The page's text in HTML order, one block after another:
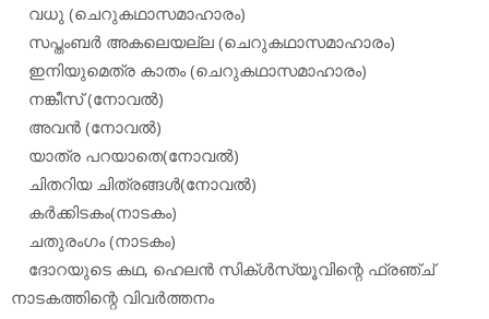
വധു (ചെറുകഥാസമാഹാരം)
സപ്തംബര്‍ അകലെയല്ല (ചെറുകഥാസമാഹാരം)
ഇനിയുമെത്ര കാതം (ചെറുകഥാസമാഹാരം)
നങ്കീസ് (നോവല്‍)
അവന്‍ (നോവല്‍)
യാത്ര പറയാതെ(നോവല്‍)
ചിതറിയ ചിത്രങ്ങള്‍(നോവല്‍)
കര്‍ക്കിടകം(നാടകം)
ചതുരംഗം (നാടകം)
ദോറയുടെ കഥ, ഹെലന്‍ സിക്ള്‍സ്യൂവിന്റെ ഫ്രഞ്ച്
നാടകത്തിന്റെ വിവര്‍ത്തനം